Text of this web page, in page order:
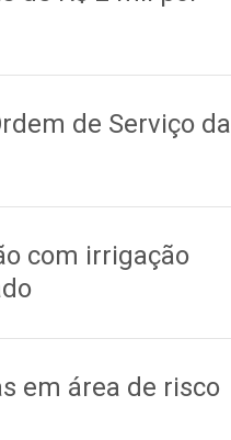
de Serviço da
com irrigação
em área de risco